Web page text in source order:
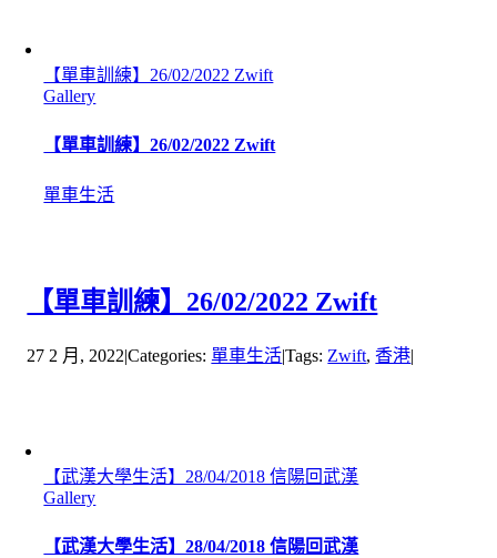
【單車訓練】26/02/2022 Zwift
Gallery
【單車訓練】26/02/2022 Zwift
單車生活
【單車訓練】26/02/2022 Zwift
27 2 月, 2022|Categories: 單車生活|Tags: Zwift,香港|
【武漢大學生活】28/04/2018 信陽回武漢
Gallery
【武漢大學生活】28/04/2018 信陽回武漢